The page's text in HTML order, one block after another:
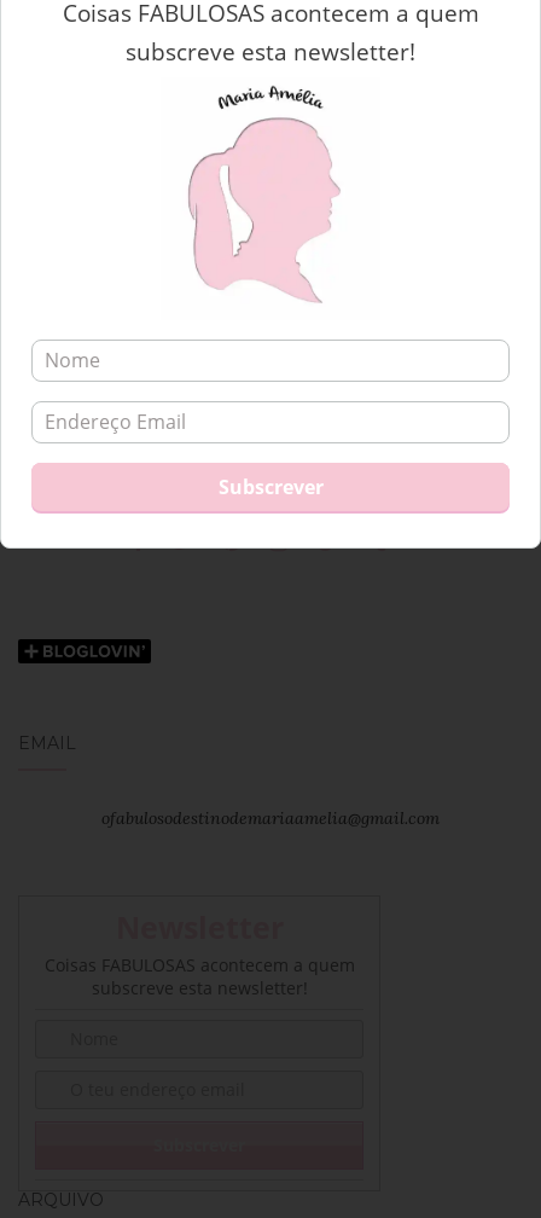
, mas adoro o nome.
Sou uma Mulher feliz e cheia de garra de viver!
Já fiz muitas coisas na vida, por isso, costumo dizer que sou
muito mais que uma Mulher dos 7 ofícios.
Adoro escrever, comecei por ter diários, blocos, cadernos e
folhas soltas, mais tarde aderi ao mundo da blogosfera.
< saber mais... >
Search
for:
SEARCH
SEGUE A MARIA AMÉLIA!
EMAIL
ofabulosodestinodemariaamelia@gmail.com
Coisas FABULOSAS acontecem a quem
subscreve esta newsletter!
ARQUIVO
Coisas FABULOSAS acontecem a quem
subscreve esta newsletter!